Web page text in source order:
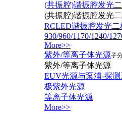
(共振腔)谐振腔发光
(共振腔)谐振腔发光
RCLED谐振腔发光二
930/960/1170/1240/
More>>
紫外/等离子体光源子
紫外/等离子体光源
EUV光源与泵浦-探
极紫外光源
等离子体光源
More>>